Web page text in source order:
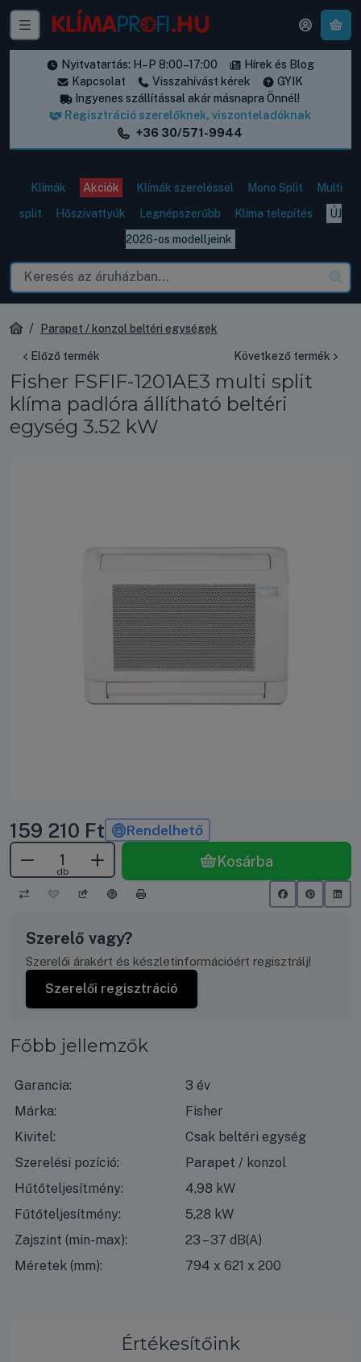
Nyitvatartás: H–P 8:00–17:00
Hírek és Blog
Kapcsolat
Visszahívást kérek
GYIK
Ingyenes szállítással akár másnapra Önnél!
Regisztráció szerelőknek, viszonteladóknak
+36 30/571-9944
Klímák Akciók Klímák szereléssel Mono Split
Multi
split
Hőszivattyúk Legnépszerűbb Klíma telepítés
ÚJ
2026-os modelljeink
Parapet / konzol beltéri egységek
Előző termék Következő termék
Fisher FSFIF-1201AE3 multi split
klíma padlóra állítható beltéri
egység 3.52 kW
159 210 Ft Rendelhető
db
Kosárba
Szerelő vagy?
Szerelői árakért és készletinformációért regisztrálj!
Szerelői regisztráció
Főbb jellemzők
Garancia:
3 év
Márka:
Fisher
Kivitel:
Csak beltéri egység
Szerelési pozíció:
Parapet / konzol
Hűtőteljesítmény:
4,98 kW
Fűtőteljesítmény:
5,28 kW
Zajszint (min-max):
23 – 37 dB(A)
Méretek (mm):
794 x 621 x 200
Értékesítőink